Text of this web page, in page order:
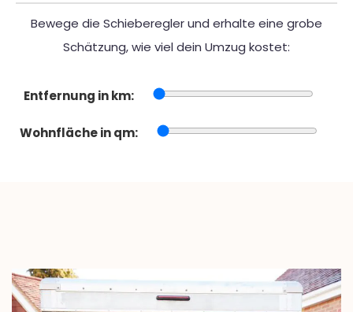
Bewege die Schieberegler und erhalte eine grobe
Schätzung, wie viel dein Umzug kostet:
Entfernung in km:
Wohnfläche in qm: